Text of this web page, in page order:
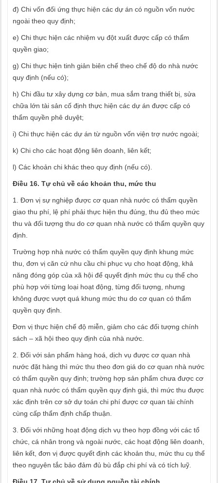
đ) Chi vốn đối ứng thực hiện các dự án có nguồn vốn nước
ngoài theo quy định;
e) Chi thực hiện các nhiệm vụ đột xuất được cấp có thẩm
quyền giao;
g) Chi thực hiện tinh giản biên chế theo chế độ do nhà nước
quy định (nếu có);
h) Chi đầu tư xây dựng cơ bản, mua sắm trang thiết bị, sửa
chữa lớn tài sản cố định thực hiện các dự án được cấp có
thẩm quyền phê duyệt;
i) Chi thực hiện các dự án từ nguồn vốn viện trợ nước ngoài;
k) Chi cho các hoạt động liên doanh, liên kết;
l) Các khoản chi khác theo quy định (nếu có).
Điều 16. Tự chủ về các khoản thu, mức thu
1. Đơn vị sự nghiệp được cơ quan nhà nước có thẩm quyền
giao thu phí, lệ phí phải thực hiện thu đúng, thu đủ theo mức
thu và đối tượng thu do cơ quan nhà nước có thẩm quyền quy
định.
Trường hợp nhà nước có thẩm quyền quy định khung mức
thu, đơn vị căn cứ nhu cầu chi phục vụ cho hoạt động, khả
năng đóng góp của xã hội để quyết định mức thu cụ thể cho
phù hợp với từng loại hoạt động, từng đối tượng, nhưng
không được vượt quá khung mức thu do cơ quan có thẩm
quyền quy định.
Đơn vị thực hiện chế độ miễn, giảm cho các đối tượng chính
sách – xã hội theo quy định của nhà nước.
2. Đối với sản phẩm hàng hoá, dịch vụ được cơ quan nhà
nước đặt hàng thì mức thu theo đơn giá do cơ quan nhà nước
có thẩm quyền quy định; trường hợp sản phẩm chưa được cơ
quan nhà nước có thẩm quyền quy định giá, thì mức thu được
xác định trên cơ sở dự toán chi phí được cơ quan tài chính
cùng cấp thẩm định chấp thuận.
3. Đối với những hoạt động dịch vụ theo hợp đồng với các tổ
chức, cá nhân trong và ngoài nước, các hoạt động liên doanh,
liên kết, đơn vị được quyết định các khoản thu, mức thu cụ thể
theo nguyên tắc bảo đảm đủ bù đắp chi phí và có tích luỹ.